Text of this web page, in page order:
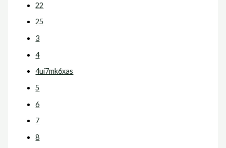
22
25
3
4
4ui7mk6xas
5
6
7
8